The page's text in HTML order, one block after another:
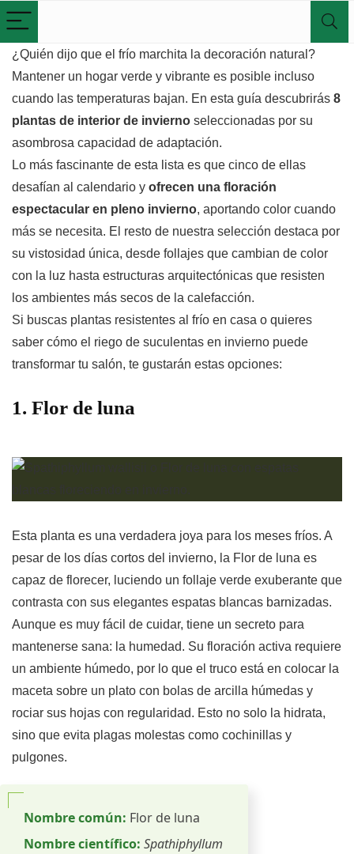
¿Quién dijo que el frío marchita la decoración natural?
Mantener un hogar verde y vibrante es posible incluso
cuando las temperaturas bajan. En esta guía descubrirás 8
plantas de interior de invierno seleccionadas por su
asombrosa capacidad de adaptación.
Lo más fascinante de esta lista es que cinco de ellas
desafían al calendario y ofrecen una floración
espectacular en pleno invierno, aportando color cuando
más se necesita. El resto de nuestra selección destaca por
su vistosidad única, desde follajes que cambian de color
con la luz hasta estructuras arquitectónicas que resisten
los ambientes más secos de la calefacción.
Si buscas plantas resistentes al frío en casa o quieres
saber cómo el riego de suculentas en invierno puede
transformar tu salón, te gustarán estas opciones:
1. Flor de luna
Esta planta es una verdadera joya para los meses fríos. A
pesar de los días cortos del invierno, la Flor de luna es
capaz de florecer, luciendo un follaje verde exuberante que
contrasta con sus elegantes espatas blancas barnizadas.
Aunque es muy fácil de cuidar, tiene un secreto para
mantenerse sana: la humedad. Su floración activa requiere
un ambiente húmedo, por lo que el truco está en colocar la
maceta sobre un plato con bolas de arcilla húmedas y
rociar sus hojas con regularidad. Esto no solo la hidrata,
sino que evita plagas molestas como cochinillas y
pulgones.
Nombre común: Flor de luna
Nombre científico: Spathiphyllum